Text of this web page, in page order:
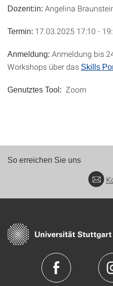
Dozent:in: Angelina
Termin: 17.03.2025 17:10 -
Anmeldung: Anmeldung bis
Workshops über das Skills
Genutztes Tool: Zoom
So erreichen Sie uns